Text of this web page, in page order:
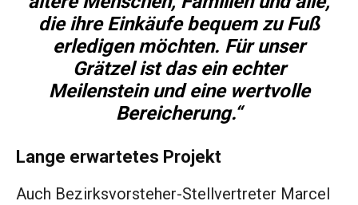
die ihre Einkäufe bequem zu Fuß
erledigen möchten. Für unser
Grätzel ist das ein echter
Meilenstein und eine wertvolle
Bereicherung.“
Lange erwartetes Projekt
Auch Bezirksvorsteher-Stellvertreter Marcel